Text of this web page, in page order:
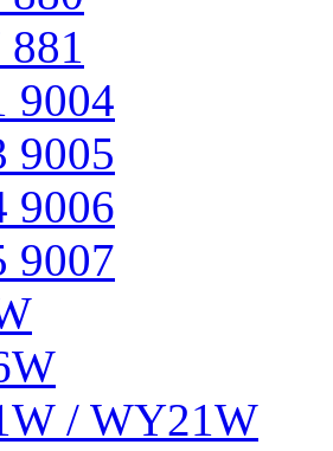
9004
9005
9006
9007
/ WY21W